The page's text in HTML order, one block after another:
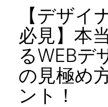
【デザイ
必見】本
るWEBデ
の見極め
ント！